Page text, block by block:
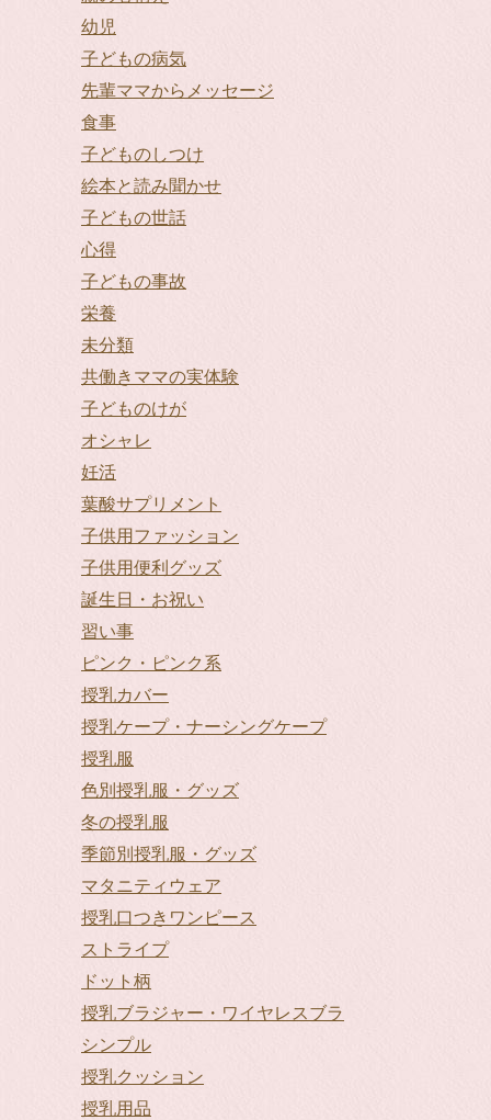
幼児
子どもの病気
先輩ママからメッセージ
食事
子どものしつけ
絵本と読み聞かせ
子どもの世話
心得
子どもの事故
栄養
未分類
共働きママの実体験
子どものけが
オシャレ
妊活
葉酸サプリメント
子供用ファッション
子供用便利グッズ
誕生日・お祝い
習い事
ピンク・ピンク系
授乳カバー
授乳ケープ・ナーシングケープ
授乳服
色別授乳服・グッズ
冬の授乳服
季節別授乳服・グッズ
マタニティウェア
授乳口つきワンピース
ストライプ
ドット柄
授乳ブラジャー・ワイヤレスブラ
シンプル
授乳クッション
授乳用品